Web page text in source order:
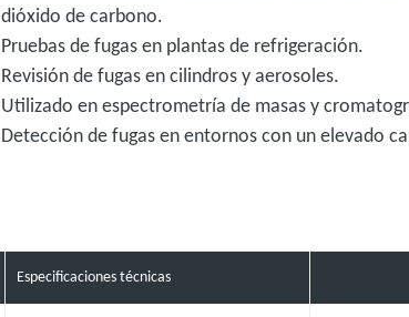
dióxido de carbono.
Pruebas de fugas en plantas de refrigeración.
Revisión de fugas en cilindros y aerosoles.
Utilizado en espectrometría de masas y
Detección de fugas en entornos con un elevado
Especificaciones técnicas